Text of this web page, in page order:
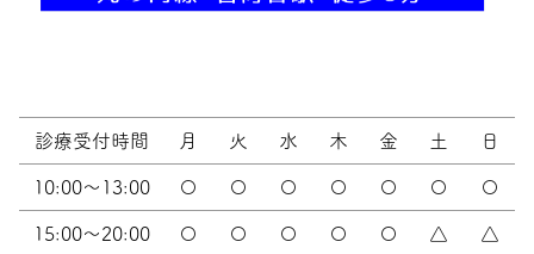
診療受付時間 月 火 水 木 金 土 日
10:00～13:00 〇 〇 〇 〇 〇 〇 〇
15:00～20:00 〇 〇 〇 〇 〇 △ △